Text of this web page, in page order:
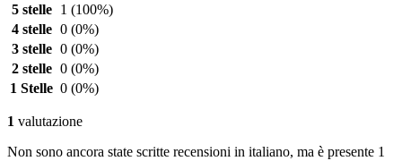
5 stelle
1 (100%)
4 stelle 0 (0%)
3 stelle 0 (0%)
2 stelle 0 (0%)
1 Stelle 0 (0%)
1 valutazione
Non sono ancora state scritte recensioni in italiano, ma è presente 1